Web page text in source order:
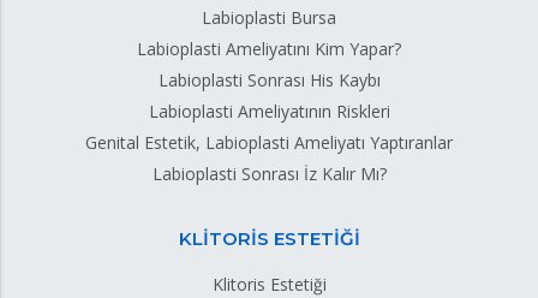
Labioplasti Bursa
Labioplasti Ameliyatını Kim Yapar?
Labioplasti Sonrası His Kaybı
Labioplasti Ameliyatının Riskleri
Genital Estetik, Labioplasti Ameliyatı Yaptıranlar
Labioplasti Sonrası İz Kalır Mı?
KLİTORİS ESTETİĞİ
Klitoris Estetiği